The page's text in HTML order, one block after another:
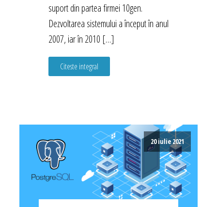
suport din partea firmei 10gen.
Dezvoltarea sistemului a început în anul
2007, iar în 2010 […]
Citeste integral
20 iulie 2021